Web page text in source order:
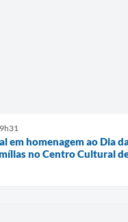
em homenagem ao Dia
no Centro Cultural